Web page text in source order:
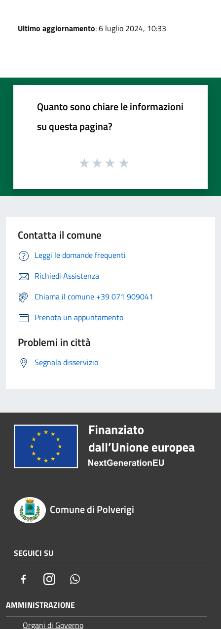
Ultimo aggiornamento: 6 luglio 2024, 10:33
Quanto sono chiare le informazioni
su questa pagina?
Contatta il comune
Leggi le domande frequenti
Richiedi Assistenza
Chiama il comune +39 071 909041
Prenota un appuntamento
Problemi in città
Segnala disservizio
Comune di Polverigi
SEGUICI SU
FacebookInstagram
AMMINISTRAZIONE
Organi di Governo